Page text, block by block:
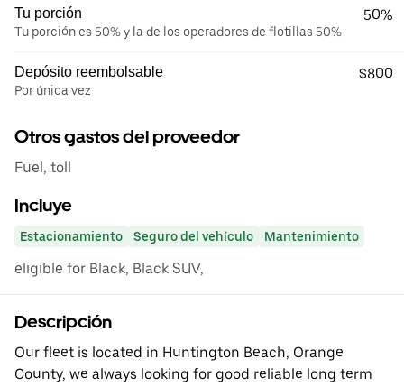
Tu porción
Tu porción es 50% y la de los operadores de flotillas 50%
50%
Depósito reembolsable
Por única vez
$800
Otros gastos del proveedor
Fuel, toll
Incluye
Estacionamiento Seguro del vehículo Mantenimiento
eligible for Black, Black SUV,
Descripción
Our fleet is located in Huntington Beach, Orange
County, we always looking for good reliable long term